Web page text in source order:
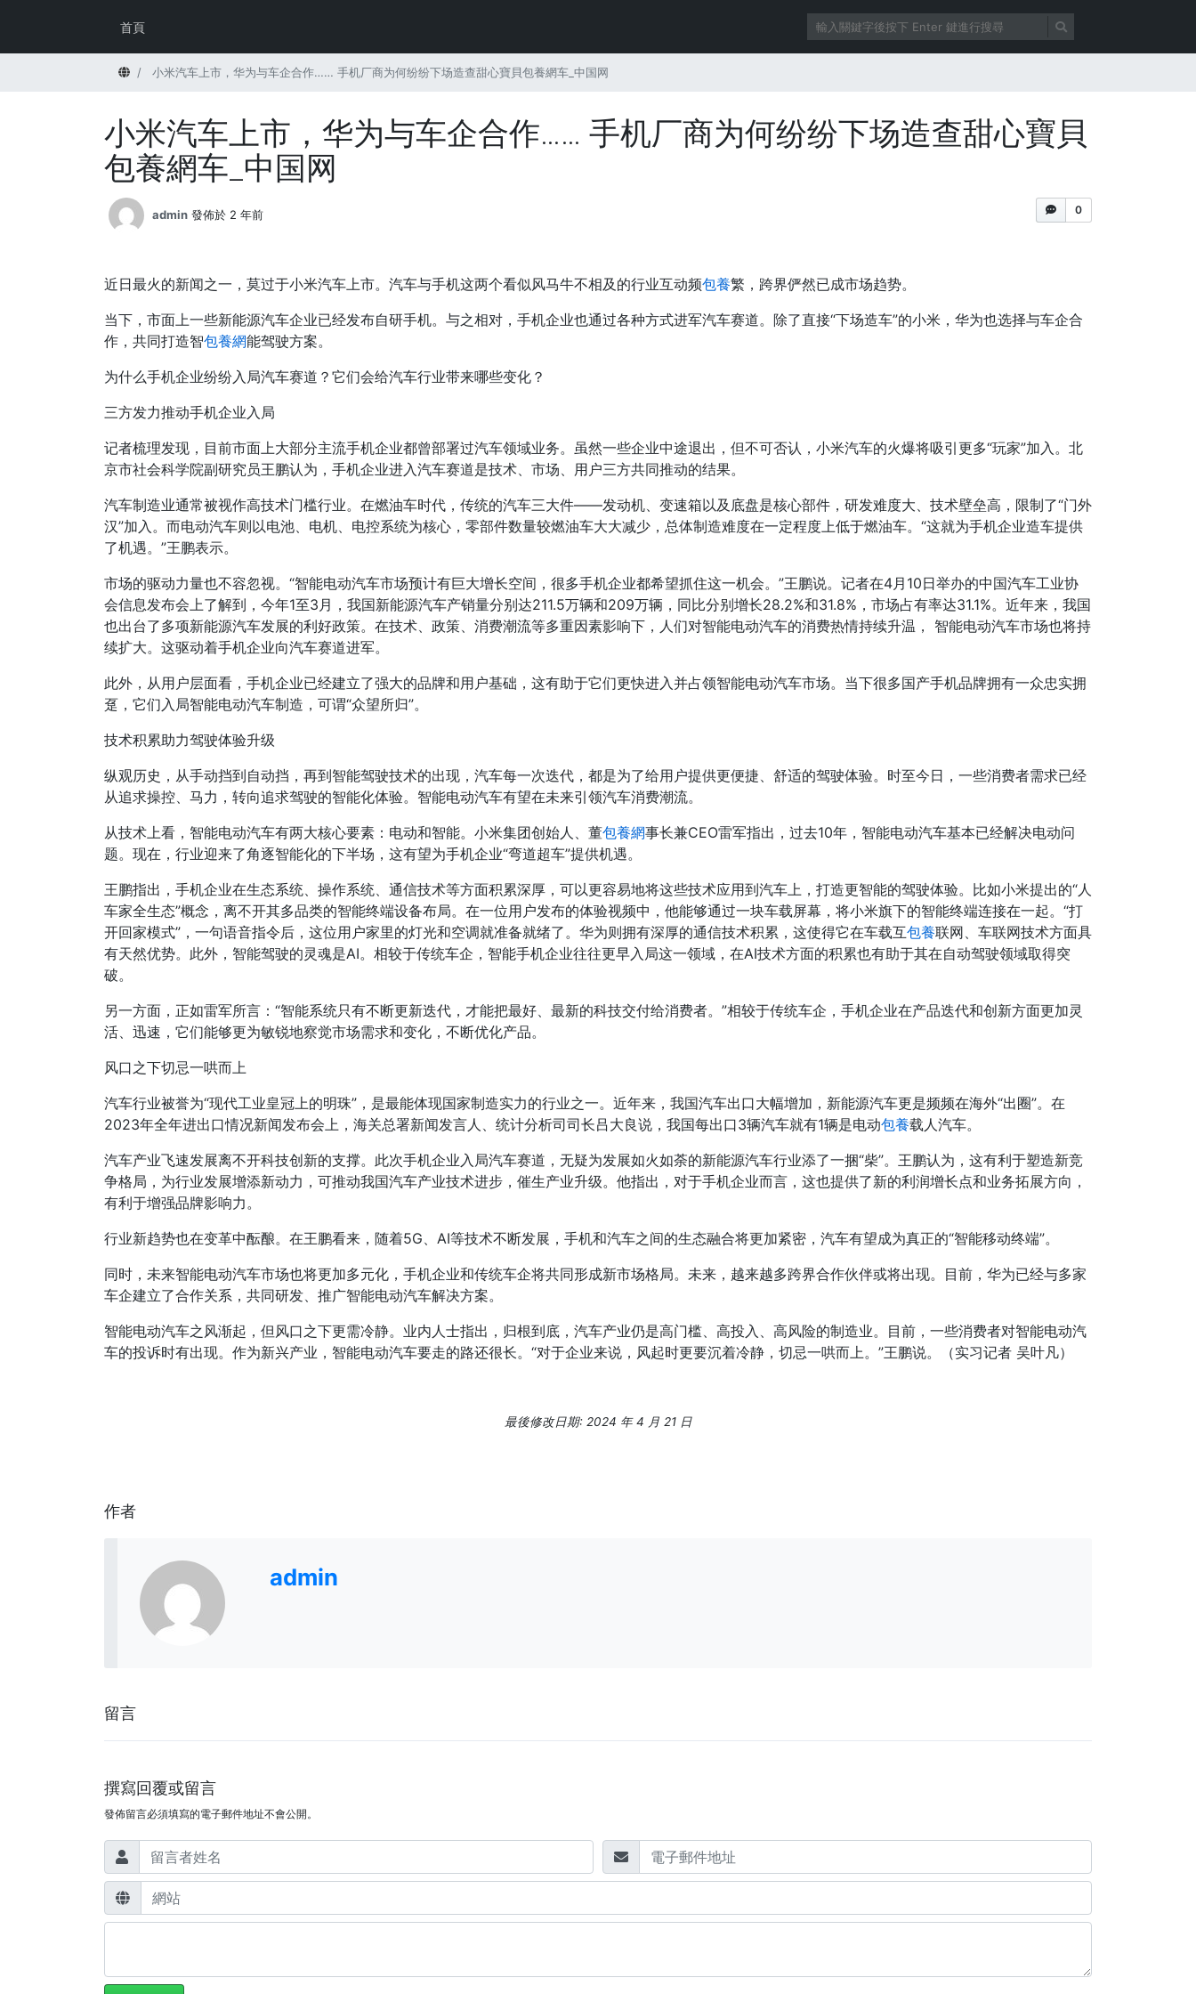
首頁
首頁 小米汽车上市，华为与车企合作…… 手机厂商为何纷纷下场造查甜心寶貝包養網车_中国网
小米汽车上市，华为与车企合作…… 手机厂商为何纷纷下场造查甜心寶貝
包養網车_中国网
0
admin 發佈於 2 年前
近日最火的新闻之一，莫过于小米汽车上市。汽车与手机这两个看似风马牛不相及的行业互动频包養繁，跨界俨然已成市场趋势。
当下，市面上一些新能源汽车企业已经发布自研手机。与之相对，手机企业也通过各种方式进军汽车赛道。除了直接“下场造车”的小米，华为也选择与车企合
作，共同打造智包養網能驾驶方案。
为什么手机企业纷纷入局汽车赛道？它们会给汽车行业带来哪些变化？
三方发力推动手机企业入局
记者梳理发现，目前市面上大部分主流手机企业都曾部署过汽车领域业务。虽然一些企业中途退出，但不可否认，小米汽车的火爆将吸引更多“玩家”加入。北
京市社会科学院副研究员王鹏认为，手机企业进入汽车赛道是技术、市场、用户三方共同推动的结果。
汽车制造业通常被视作高技术门槛行业。在燃油车时代，传统的汽车三大件——发动机、变速箱以及底盘是核心部件，研发难度大、技术壁垒高，限制了“门外
汉”加入。而电动汽车则以电池、电机、电控系统为核心，零部件数量较燃油车大大减少，总体制造难度在一定程度上低于燃油车。“这就为手机企业造车提供
了机遇。”王鹏表示。
市场的驱动力量也不容忽视。“智能电动汽车市场预计有巨大增长空间，很多手机企业都希望抓住这一机会。”王鹏说。记者在4月10日举办的中国汽车工业协
会信息发布会上了解到，今年1至3月，我国新能源汽车产销量分别达211.5万辆和209万辆，同比分别增长28.2%和31.8%，市场占有率达31.1%。近年来，我国
也出台了多项新能源汽车发展的利好政策。在技术、政策、消费潮流等多重因素影响下，人们对智能电动汽车的消费热情持续升温， 智能电动汽车市场也将持
续扩大。这驱动着手机企业向汽车赛道进军。
此外，从用户层面看，手机企业已经建立了强大的品牌和用户基础，这有助于它们更快进入并占领智能电动汽车市场。当下很多国产手机品牌拥有一众忠实拥
趸，它们入局智能电动汽车制造，可谓“众望所归”。
技术积累助力驾驶体验升级
纵观历史，从手动挡到自动挡，再到智能驾驶技术的出现，汽车每一次迭代，都是为了给用户提供更便捷、舒适的驾驶体验。时至今日，一些消费者需求已经
从追求操控、马力，转向追求驾驶的智能化体验。智能电动汽车有望在未来引领汽车消费潮流。
从技术上看，智能电动汽车有两大核心要素：电动和智能。小米集团创始人、董包養網事长兼CEO雷军指出，过去10年，智能电动汽车基本已经解决电动问
题。现在，行业迎来了角逐智能化的下半场，这有望为手机企业“弯道超车”提供机遇。
王鹏指出，手机企业在生态系统、操作系统、通信技术等方面积累深厚，可以更容易地将这些技术应用到汽车上，打造更智能的驾驶体验。比如小米提出的“人
车家全生态”概念，离不开其多品类的智能终端设备布局。在一位用户发布的体验视频中，他能够通过一块车载屏幕，将小米旗下的智能终端连接在一起。“打
开回家模式”，一句语音指令后，这位用户家里的灯光和空调就准备就绪了。华为则拥有深厚的通信技术积累，这使得它在车载互包養联网、车联网技术方面具
有天然优势。此外，智能驾驶的灵魂是AI。相较于传统车企，智能手机企业往往更早入局这一领域，在AI技术方面的积累也有助于其在自动驾驶领域取得突
破。
另一方面，正如雷军所言：“智能系统只有不断更新迭代，才能把最好、最新的科技交付给消费者。”相较于传统车企，手机企业在产品迭代和创新方面更加灵
活、迅速，它们能够更为敏锐地察觉市场需求和变化，不断优化产品。
风口之下切忌一哄而上
汽车行业被誉为“现代工业皇冠上的明珠”，是最能体现国家制造实力的行业之一。近年来，我国汽车出口大幅增加，新能源汽车更是频频在海外“出圈”。在
2023年全年进出口情况新闻发布会上，海关总署新闻发言人、统计分析司司长吕大良说，我国每出口3辆汽车就有1辆是电动包養载人汽车。
汽车产业飞速发展离不开科技创新的支撑。此次手机企业入局汽车赛道，无疑为发展如火如荼的新能源汽车行业添了一捆“柴”。王鹏认为，这有利于塑造新竞
争格局，为行业发展增添新动力，可推动我国汽车产业技术进步，催生产业升级。他指出，对于手机企业而言，这也提供了新的利润增长点和业务拓展方向，
有利于增强品牌影响力。
行业新趋势也在变革中酝酿。在王鹏看来，随着5G、AI等技术不断发展，手机和汽车之间的生态融合将更加紧密，汽车有望成为真正的“智能移动终端”。
同时，未来智能电动汽车市场也将更加多元化，手机企业和传统车企将共同形成新市场格局。未来，越来越多跨界合作伙伴或将出现。目前，华为已经与多家
车企建立了合作关系，共同研发、推广智能电动汽车解决方案。
智能电动汽车之风渐起，但风口之下更需冷静。业内人士指出，归根到底，汽车产业仍是高门槛、高投入、高风险的制造业。目前，一些消费者对智能电动汽
车的投诉时有出现。作为新兴产业，智能电动汽车要走的路还很长。“对于企业来说，风起时更要沉着冷静，切忌一哄而上。”王鹏说。（实习记者 吴叶凡）
最後修改日期: 2024 年 4 月 21 日
作者
admin
留言
撰寫回覆或留言
發佈留言必須填寫的電子郵件地址不會公開。